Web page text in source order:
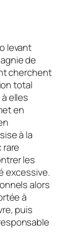
levant
de
cherchent
total
elles
en
à la
les
excessive.
alors
à
puis